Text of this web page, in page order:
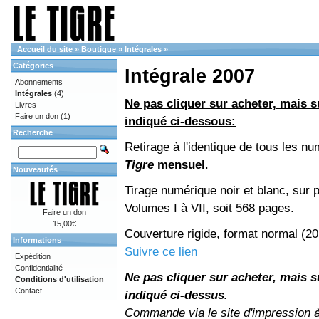
Accueil du site » Boutique » Intégrales »
Intégrale 2007
Ne pas cliquer sur acheter, mais
indiqué ci-dessous:
Retirage à l'identique de tous les
Tigre mensuel.
Tirage numérique noir et blanc, sur
Volumes I à VII, soit 568 pages.
Couverture rigide, format normal
Suivre ce lien
Ne pas cliquer sur acheter, mais
indiqué ci-dessus.
Commande via le site d'impression
Catégories
Abonnements
Intégrales (4)
Livres
Faire un don (1)
Recherche
Nouveautés
Faire un don
15,00€
Informations
Expédition
Confidentialité
Conditions d'utilisation
Contact